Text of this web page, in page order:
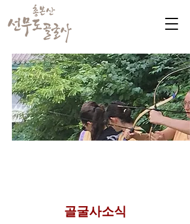
​골굴사소식